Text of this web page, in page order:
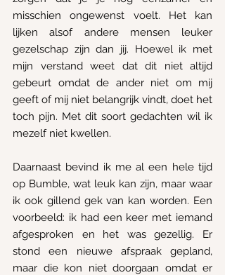
misschien ongewenst voelt. Het kan
lijken alsof andere mensen leuker
gezelschap zijn dan jij. Hoewel ik met
mijn verstand weet dat dit niet altijd
gebeurt omdat de ander niet om mij
geeft of mij niet belangrijk vindt, doet het
toch pijn. Met dit soort gedachten wil ik
mezelf niet kwellen.
Daarnaast bevind ik me al een hele tijd
op Bumble, wat leuk kan zijn, maar waar
ik ook gillend gek van kan worden. Een
voorbeeld: ik had een keer met iemand
afgesproken en het was gezellig. Er
stond een nieuwe afspraak gepland,
maar die kon niet doorgaan omdat er